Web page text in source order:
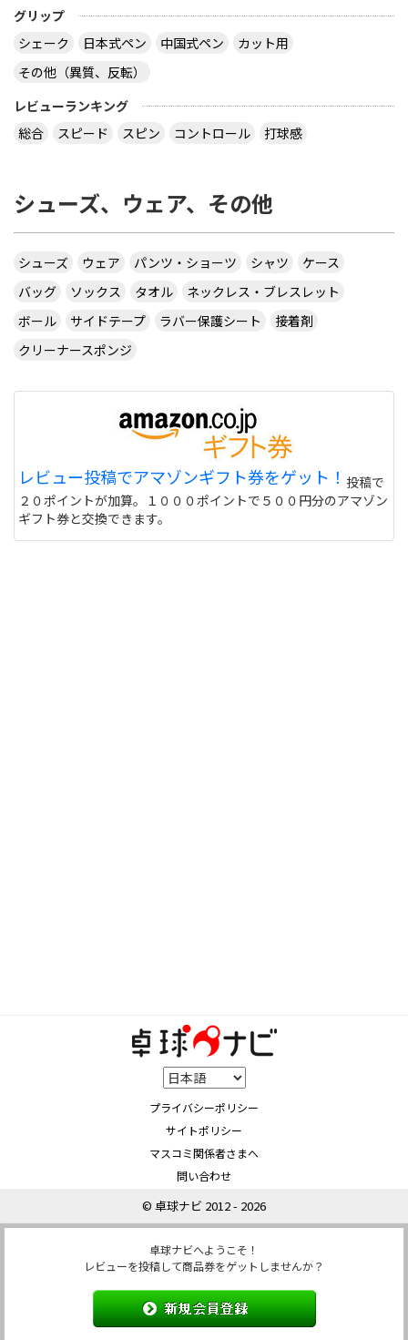
グリップ
シェーク
日本式ペン 中国式ペン
カット用
その他（異質、反転）
レビューランキング
総合
スピード スピン コントロール 打球感
シューズ、ウェア、その他
シューズ ウェア パンツ・ショーツ シャツ
ケース
バッグ
ソックス タオル
ネックレス・ブレスレット
ボール
サイドテープ ラバー保護シート
接着剤
クリーナースポンジ
レビュー投稿でアマゾンギフト券をゲット！ 投稿で
２０ポイントが加算。１０００ポイントで５００円分のアマゾン
ギフト券と交換できます。
プライバシーポリシー
サイトポリシー
マスコミ関係者さまへ
問い合わせ
© 卓球ナビ 2012 - 2026
卓球ナビへようこそ！
レビューを投稿して商品券をゲットしませんか？